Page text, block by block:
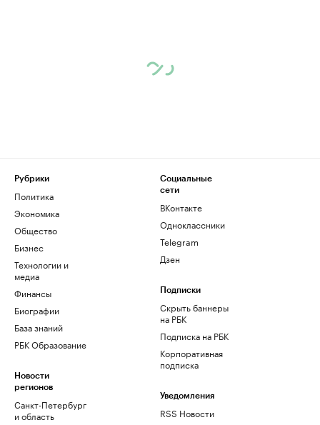
Рубрики
Политика
Экономика
Общество
Бизнес
Технологии и
медиа
Финансы
Биографии
База знаний
РБК Образование
Новости
регионов
Санкт-Петербург
и область
Социальные
сети
ВКонтакте
Одноклассники
Telegram
Дзен
Подписки
Скрыть баннеры
на РБК
Подписка на РБК
Корпоративная
подписка
Уведомления
RSS Новости